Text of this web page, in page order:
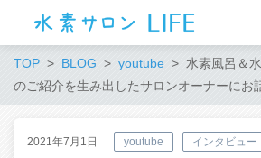
TOP BLOG youtube
水素風呂＆
のご紹介を生み出したサロンオーナーにお
2021年7月1日 youtube インタビュー